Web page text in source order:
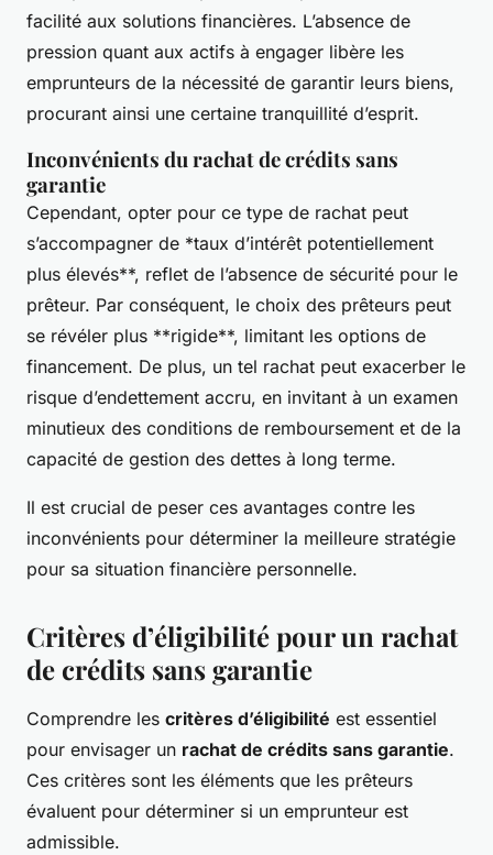
facilité aux solutions financières. L’absence de
pression quant aux actifs à engager libère les
emprunteurs de la nécessité de garantir leurs biens,
procurant ainsi une certaine tranquillité d’esprit.
Inconvénients du rachat de crédits sans
garantie
Cependant, opter pour ce type de rachat peut
s’accompagner de *taux d’intérêt potentiellement
plus élevés**, reflet de l’absence de sécurité pour le
prêteur. Par conséquent, le choix des prêteurs peut
se révéler plus **rigide**, limitant les options de
financement. De plus, un tel rachat peut exacerber le
risque d’endettement accru, en invitant à un examen
minutieux des conditions de remboursement et de la
capacité de gestion des dettes à long terme.
Il est crucial de peser ces avantages contre les
inconvénients pour déterminer la meilleure stratégie
pour sa situation financière personnelle.
Critères d’éligibilité pour un rachat
de crédits sans garantie
Comprendre les critères d’éligibilité est essentiel
pour envisager un rachat de crédits sans garantie.
Ces critères sont les éléments que les prêteurs
évaluent pour déterminer si un emprunteur est
admissible.